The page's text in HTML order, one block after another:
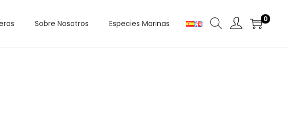
Sobre Nosotros Especies Marinas 0